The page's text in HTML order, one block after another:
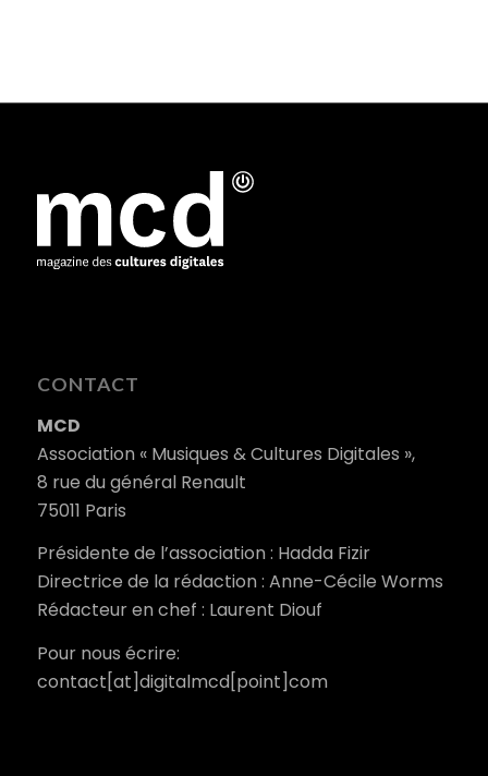
CONTACT
MCD
Association « Musiques & Cultures Digitales »,
8 rue du général Renault
75011 Paris
Présidente de l’association : Hadda Fizir
Directrice de la rédaction : Anne-Cécile Worms
Rédacteur en chef : Laurent Diouf
Pour nous écrire:
contact[at]digitalmcd[point]com